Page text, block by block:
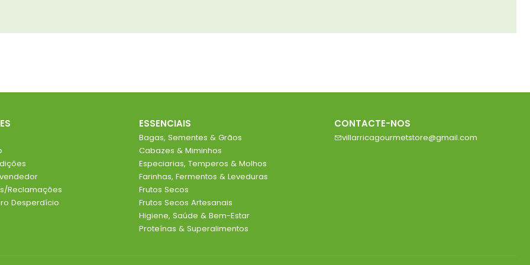
Reclamações
Desperdício
ESSENCIAIS
Bagas, Sementes & Grãos
Cabazes & Miminhos
Especiarias, Temperos & Molhos
Farinhas, Fermentos & Leveduras
Frutos Secos
Frutos Secos Artesanais
Higiene, Saúde & Bem-Estar
Proteínas & Superalimentos
CONTACTE-NOS
villarricagourmetstore@gmail.com